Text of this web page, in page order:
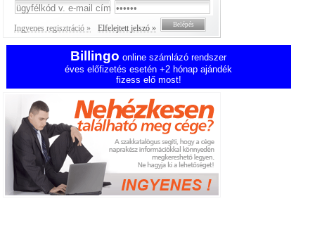
Ingyenes regisztráció » Elfelejtett jelszó »
Billingo online számlázó rendszer
éves előfizetés esetén +2 hónap ajándék
fizess elő most!